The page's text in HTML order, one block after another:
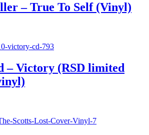
– True To Self (Vinyl)
– Victory (RSD limited